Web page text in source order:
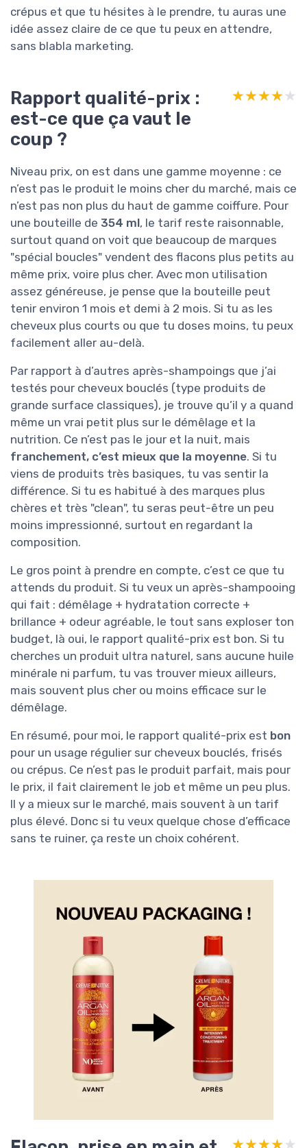
crépus et que tu hésites à le prendre, tu auras une
idée assez claire de ce que tu peux en attendre,
sans blabla marketing.
Rapport qualité-prix :
est-ce que ça vaut le
coup ?
★★★★★
★★★★★
Niveau prix, on est dans une gamme moyenne : ce
n’est pas le produit le moins cher du marché, mais ce
n’est pas non plus du haut de gamme coiffure. Pour
une bouteille de 354 ml, le tarif reste raisonnable,
surtout quand on voit que beaucoup de marques
"spécial boucles" vendent des flacons plus petits au
même prix, voire plus cher. Avec mon utilisation
assez généreuse, je pense que la bouteille peut
tenir environ 1 mois et demi à 2 mois. Si tu as les
cheveux plus courts ou que tu doses moins, tu peux
facilement aller au-delà.
Par rapport à d’autres après-shampoings que j’ai
testés pour cheveux bouclés (type produits de
grande surface classiques), je trouve qu’il y a quand
même un vrai petit plus sur le démêlage et la
nutrition. Ce n’est pas le jour et la nuit, mais
franchement, c’est mieux que la moyenne. Si tu
viens de produits très basiques, tu vas sentir la
différence. Si tu es habitué à des marques plus
chères et très "clean", tu seras peut-être un peu
moins impressionné, surtout en regardant la
composition.
Le gros point à prendre en compte, c’est ce que tu
attends du produit. Si tu veux un après-shampooing
qui fait : démêlage + hydratation correcte +
brillance + odeur agréable, le tout sans exploser ton
budget, là oui, le rapport qualité-prix est bon. Si tu
cherches un produit ultra naturel, sans aucune huile
minérale ni parfum, tu vas trouver mieux ailleurs,
mais souvent plus cher ou moins efficace sur le
démêlage.
En résumé, pour moi, le rapport qualité-prix est bon
pour un usage régulier sur cheveux bouclés, frisés
ou crépus. Ce n’est pas le produit parfait, mais pour
le prix, il fait clairement le job et même un peu plus.
Il y a mieux sur le marché, mais souvent à un tarif
plus élevé. Donc si tu veux quelque chose d’efficace
sans te ruiner, ça reste un choix cohérent.
★★★★★
★★★★★